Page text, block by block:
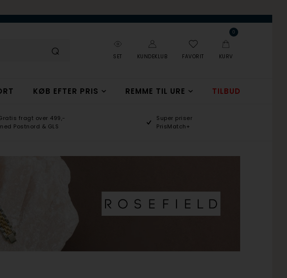
SET KUNDEKLUB FAVORIT
0
KURV
KØB EFTER PRIS REMME TIL URE TILBUD
fragt over 499,-
Postnord & GLS
Super priser
PrisMatch+